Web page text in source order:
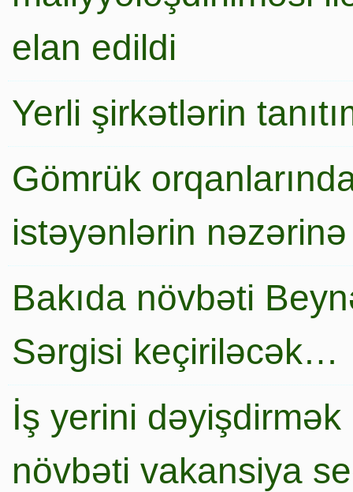
elan edildi
Yerli şirkətlərin
Gömrük
istəyənlərin nəzərinə
Bakıda növbəti
Sərgisi keçiriləcək…
İş yerini
növbəti vakansiya